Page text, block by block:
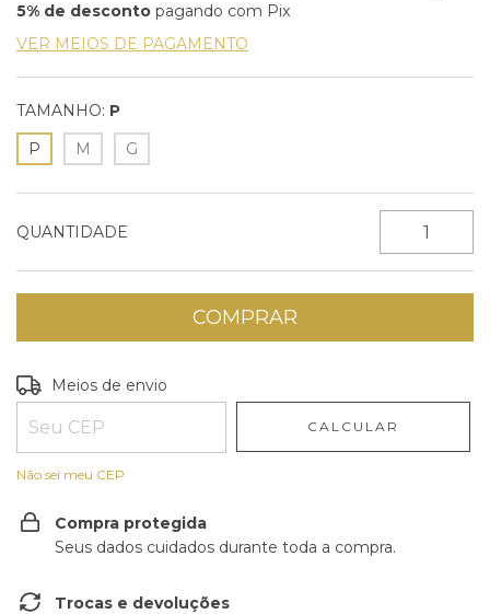
5% de desconto pagando com Pix
VER MEIOS DE PAGAMENTO
TAMANHO: P
P
M G
QUANTIDADE
Entregas para o CEP:
Meios de envio
CALCULAR
Não sei meu CEP
Compra protegida
Seus dados cuidados durante toda a compra.
Trocas e devoluções